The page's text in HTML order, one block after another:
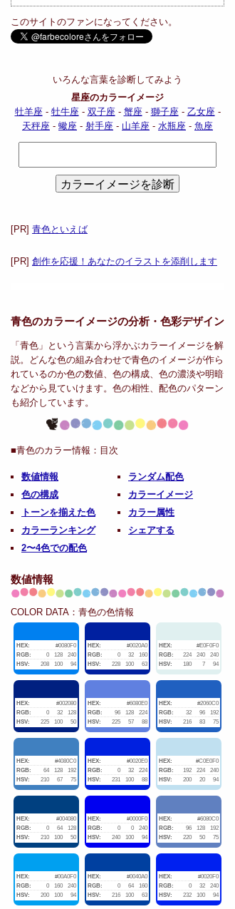
このサイトのファンになってください。
いろんな言葉を診断してみよう
星座のカラーイメージ
牡羊座- 牡牛座- 双子座- 蟹座- 獅子座- 乙女座-
天秤座 - 蠍座 - 射手座 - 山羊座 - 水瓶座 - 魚座
[PR] 青色といえば
[PR] 創作を応援！あなたのイラストを添削します
青色のカラーイメージの分析・ 色彩デザイン
「青色」という言葉から浮かぶカラーイメージを解
説。どんな色の組み合わせで青色のイメージが作ら
れているのか色の数値、色の構成、色の濃淡や明暗
などから見ていけます。色の相性、配色のパターン
も紹介しています。
■青色のカラー情報： 目次
数値情報
色の構成
トーンを揃えた色
カラーランキング
2〜4色での配色
ランダム配色
カラーイメージ
カラー属性
シェアする
数値情報
COLOR DATA：青色の色情報
HEX:
#0080F0
RGB:
0 128
240
HSV:
208 100 94
HEX:
#0020A0
RGB:
0 32
160
HSV:
228 100 63
HEX:
#E0F0F0
RGB:
224 240
240
HSV:
180 7 94
HEX:
#002080
RGB:
0 32
128
HSV:
225 100 50
HEX:
#6080E0
RGB:
96 128
224
HSV:
225 57 88
HEX:
#2060C0
RGB:
32 96
192
HSV:
216 83 75
HEX:
#4080C0
RGB:
64 128
192
HSV:
210 67 75
HEX:
#0020E0
RGB:
0 32
224
HSV:
231 100 88
HEX:
#C0E0F0
RGB:
192 224
240
HSV:
200 20 94
HEX:
#004080
RGB:
0 64
128
HSV:
210 100 50
HEX:
#0000F0
RGB:
0 0
240
HSV:
240 100 94
HEX:
#6080C0
RGB:
96 128
192
HSV:
220 50 75
HEX:
#00A0F0
RGB:
0 160
240
HSV:
200 100 94
HEX:
#0040A0
RGB:
0 64
160
HSV:
216 100 63
HEX:
#0020F0
RGB:
0 32
240
HSV:
232 100 94